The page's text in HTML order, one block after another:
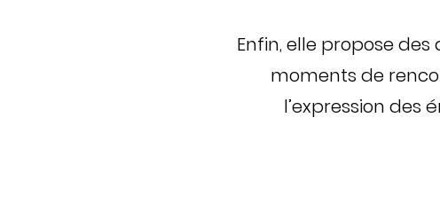
Enfin, elle propose
moments de
l’expression des